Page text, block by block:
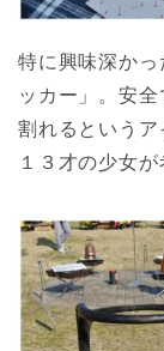
特に興味深かっ
ッカー」。安
割れるという
１３才の少女